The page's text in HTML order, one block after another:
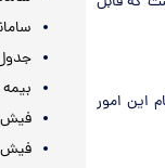
این امور
فیش
فیش